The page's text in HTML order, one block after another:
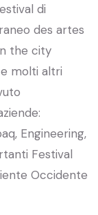
di
des artes
the city
molti altri
Engineering,
Festival
Occidente